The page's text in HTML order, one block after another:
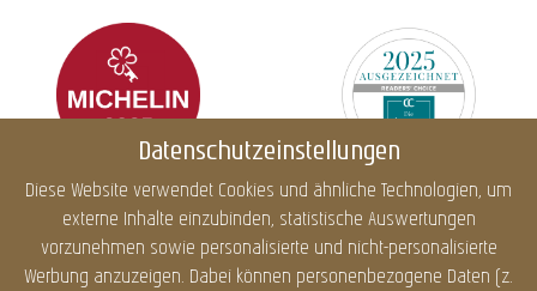
Datenschutzeinstellungen
Diese Website verwendet Cookies und ähnliche Technologien, um
externe Inhalte einzubinden, statistische Auswertungen
vorzunehmen sowie personalisierte und nicht-personalisierte
Werbung anzuzeigen. Dabei können personenbezogene Daten (z.
Impressum Datenschutz Cookies
Barrierefreiheit
Sitemap